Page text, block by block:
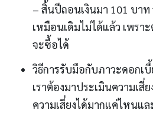
– สิ้นปีถอนเงินมา 101 บาท
เหมือนเดิมไม่ได้แล้ว เพรา
จะซื้อได้
วิธีการรับมือกับภาวะดอกเ
เราต้องมาประเมินความเสี่
ความเสี่ยงได้มากแค่ไหนแ